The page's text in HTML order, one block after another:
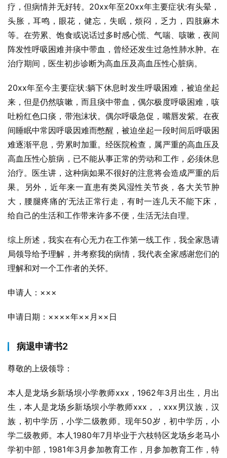
疗，但病情并无好转。20xx年至20xx年主要症状:有头晕，
头胀，耳鸣，眼花，健忘，失眠，烦闷，乏力，四肢麻木
等。在劳累、饱食或说话过多时感心慌、气喘、咳嗽，夜间
阵发性呼吸困难并痰中带血，曾经还发生过急性肺水肿。在
治疗期间，医生初步诊断为高血压及高血压性心脏病。
20xx年至今主要症状:躺下休息时发生呼吸困难，被迫坐起
来，但是仍然咳嗽，而且痰中带血，偶尔极度呼吸困难，咳
吐粉红色口痰，带泡沫状。偶尔呼吸急促，嘴唇发紫。在夜
间睡眠中常因呼吸因难而憋醒，被迫坐起一段时间后呼吸困
难逐渐平息，劳累时加重。经医院检查，属严重的高血压及
高血压性心脏病，已不能从事正常的劳动和工作，必须休息
治疗。医生讲，这种病如果不很好的注意将会造成严重的后
果。另外，近年来一直患有类风湿性关节炎，各大关节肿
大，腰腿疼痛的’无法正常行走，有时一连几天不能下床，
给自己的生活和工作带来许多不便，生活无法自理。
综上所述，我实在有心无力在工作第一线工作，我全家恳请
局领导给予理解，并考察我的病情，我代表全家感谢您们的
理解和对一个工作者的关怀。
申请人：×××
申请日期：××××年××月××日
病退申请书2
尊敬的上级领导：
本人是龙场乡新场坝小学教师xxx，1962年3月出生，月出
生，本人是龙场乡新场坝小学教师xxx，，xxx男汉族，汉
族，初中学历，小学二级教师。现年50岁，初中学历，小
学二级教师。本人1980年7月毕业于六枝特区龙场乡老马小
学初中部，1981年3月参加教育工作，月参加教育工作，特